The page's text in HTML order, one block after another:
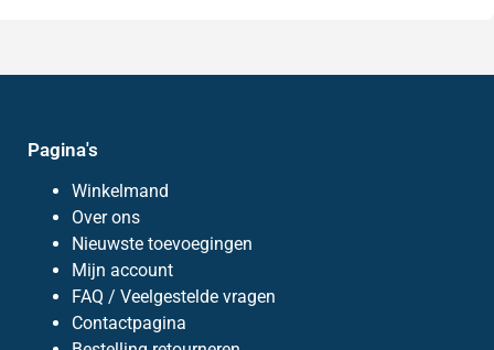
Pagina's
Winkelmand
Over ons
Nieuwste toevoegingen
Mijn account
FAQ / Veelgestelde vragen
Contactpagina